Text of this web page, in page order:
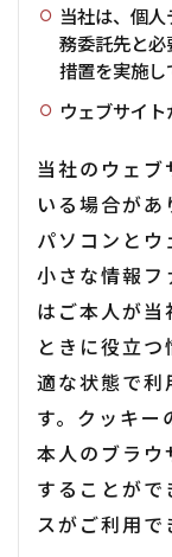
当社は、個
務委託先と
措置を実施し
ウェブサイ
当社のウェ
いる場合が
パソコンと
小さな情報フ
はご本人が
ときに役立
適な状態で利
す。クッキ
本人のブラウ
することが
スがご利用で